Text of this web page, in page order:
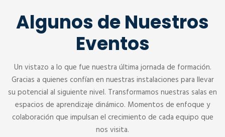
Algunos de Nuestros
Eventos
Un vistazo a lo que fue nuestra última jornada de formación.
Gracias a quienes confían en nuestras instalaciones para llevar
su potencial al siguiente nivel. Transformamos nuestras salas en
espacios de aprendizaje dinámico. Momentos de enfoque y
colaboración que impulsan el crecimiento de cada equipo que
nos visita.